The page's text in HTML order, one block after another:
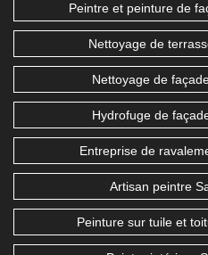
Peintre et peinture de
Nettoyage de
Nettoyage de
Hydrofuge de
Entreprise de
Artisan peintre
Peinture sur tuile et